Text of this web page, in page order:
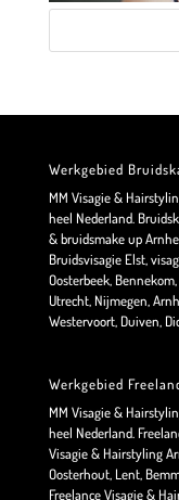
Werkgebied
MM Visagie &
heel Nederland.
& bruidsmake up
Bruidsvisagie Elst,
Oosterbeek,
Utrecht, Nijmegen,
Westervoort, Duiven,
Werkgebied
MM Visagie &
heel Nederland.
Visagie & Hairstyling
Oosterhout, Lent,
Freelance Visagie &